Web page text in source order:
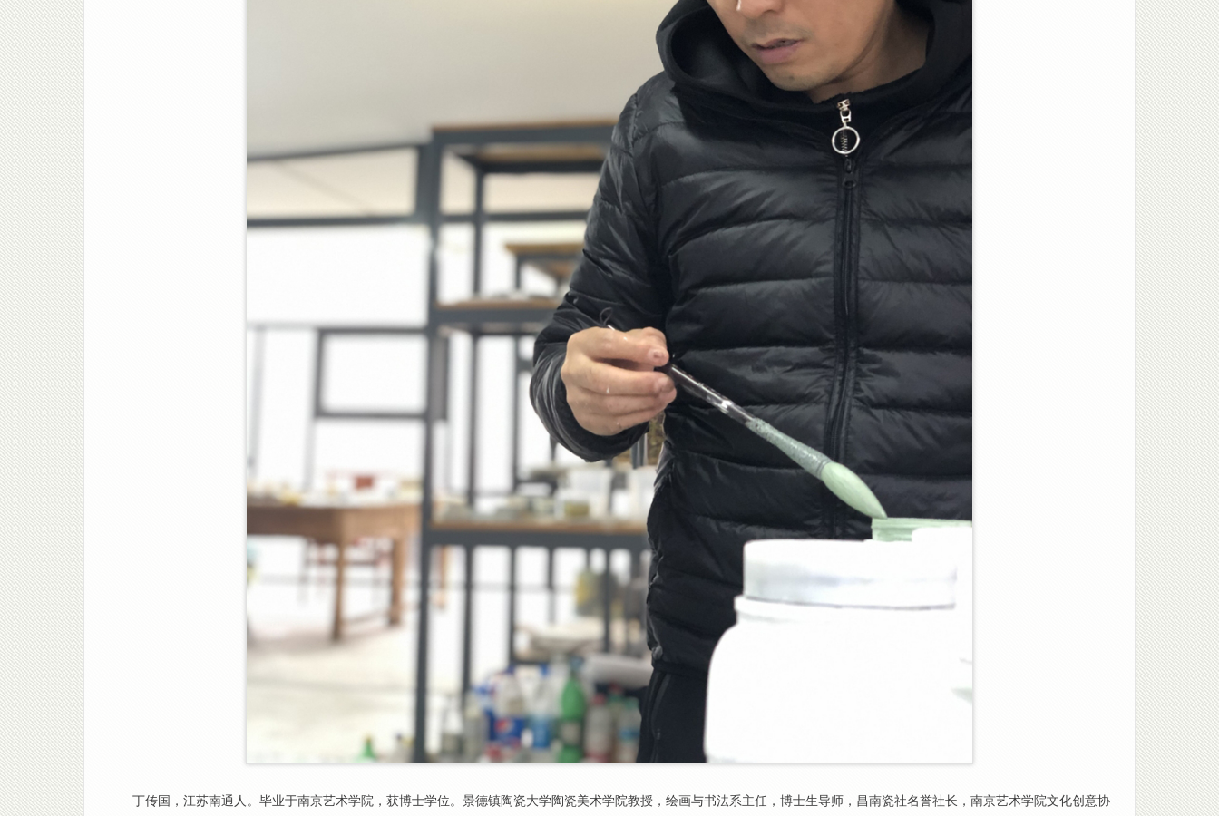
丁传国，江苏南通人。毕业于南京艺术学院，获博士学位。景德镇陶瓷大学陶瓷美术学院教授，绘画与书法系主任，博士生导师，昌南瓷社名誉社长，南京艺术学院文化创意协